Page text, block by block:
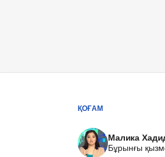
ҚОҒАМ
Малика
Бұрынғы